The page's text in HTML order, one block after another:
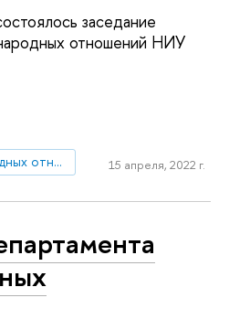
заседание
отношений НИУ
Департамент международных отношений
15 апреля, 2022 г.